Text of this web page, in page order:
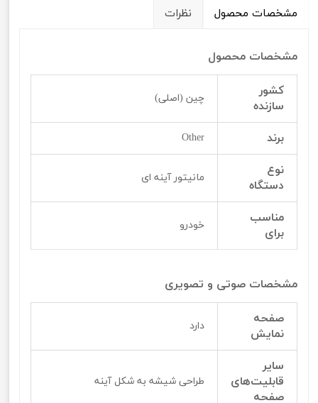
مشخصات محصول نظرات
مشخصات محصول
کشور
سازنده
چین (اصلی)
برند Other
نوع
دستگاه
مانیتور آینه ای
مناسب
برای
خودرو
مشخصات صوتی و تصویری
صفحه
نمایش
دارد
سایر
قابلیت‌‌‌‌های
صفحه
طراحی شیشه به شکل آینه